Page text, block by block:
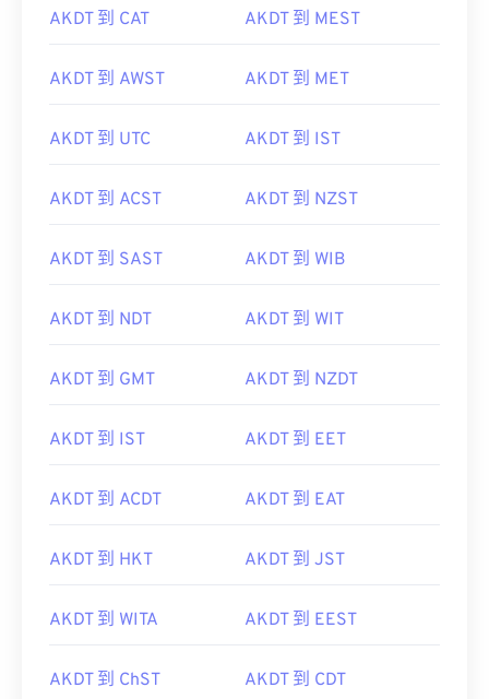
AKDT 到 CAT AKDT 到 MEST
AKDT 到 AWST AKDT 到 MET
AKDT 到 UTC AKDT 到 IST
AKDT 到 ACST AKDT 到 NZST
AKDT 到 SAST AKDT 到 WIB
AKDT 到 NDT AKDT 到 WIT
AKDT 到 GMT AKDT 到 NZDT
AKDT 到 IST AKDT 到 EET
AKDT 到 ACDT AKDT 到 EAT
AKDT 到 HKT AKDT 到 JST
AKDT 到 WITA AKDT 到 EEST
AKDT 到 ChST AKDT 到 CDT